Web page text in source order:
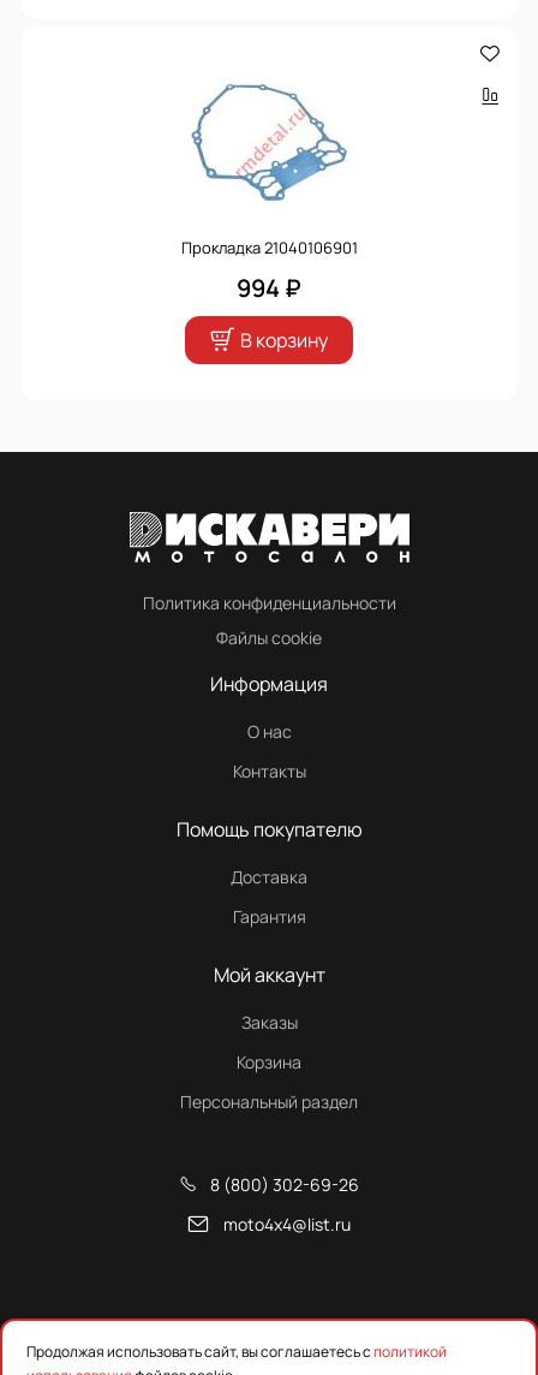
Прокладка 21040106901
994 ₽
В корзину
Политика конфиденциальности
Файлы cookie
Информация
О нас
Контакты
Помощь покупателю
Доставка
Гарантия
Мой аккаунт
Заказы
Корзина
Персональный раздел
8 (800) 302-69-26
moto4x4@list.ru
Снегоходы, квадроциклы и запчасти от Русской Механики
Продолжая использовать сайт, вы соглашаетесь сполитикой